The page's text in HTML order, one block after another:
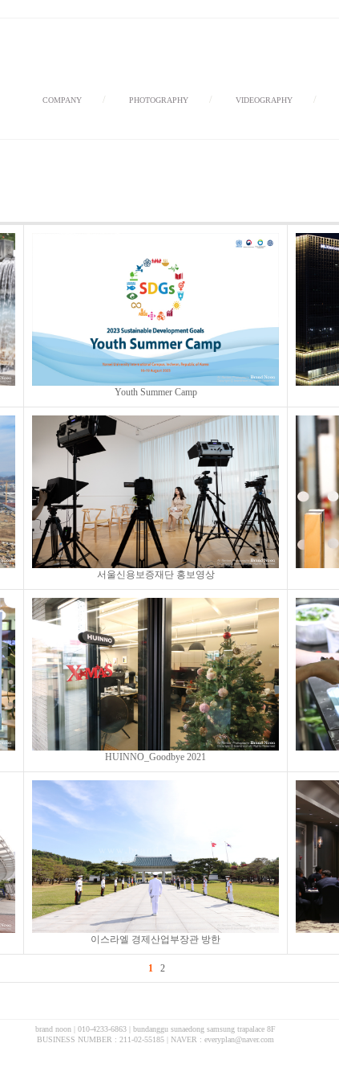
COMPANY / PHOTOGRAPHY / VIDEOGRAPHY /
Youth Summer Camp
서울신용보증재단 홍보영상
HUINNO_Goodbye 2021
이스라엘 경제산업부장관 방한
1 2
brand noon | 010-4233-6863 | bundanggu sunaedong samsung trapalace 8F
BUSINESS NUMBER : 211-02-55185 | NAVER : everyplan@naver.com